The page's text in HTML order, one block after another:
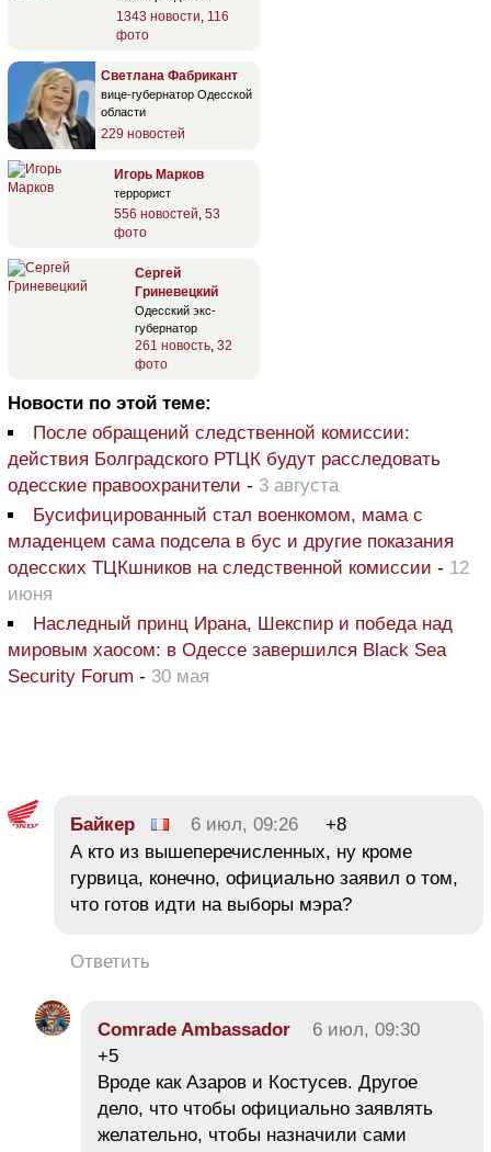
1343 новости 116
фото
Светлана Фабрикант
вице-губернатор Одесской
области
229 новостей
Игорь Марков
террорист
556 новостей 53
фото
Сергей
Гриневецкий
Одесский экс-
губернатор
261 новость 32
фото
Новости по этой теме:
После обращений следственной комиссии:
действия Болградского РТЦК будут расследовать
одесские правоохранители - 3 августа
Бусифицированный стал военкомом, мама с
младенцем сама подсела в бус и другие показания
одесских ТЦКшников на следственной комиссии - 12
июня
Наследный принц Ирана, Шекспир и победа над
мировым хаосом: в Одессе завершился Black Sea
Security Forum - 30 мая
Байкер 6 июл, 09:26
+8
А кто из вышеперечисленных, ну кроме
гурвица, конечно, официально заявил о том,
что готов идти на выборы мэра?
Ответить
Comrade Ambassador
6 июл, 09:30
+5
Вроде как Азаров и Костусев. Другое
дело, что чтобы официально заявлять
желательно, чтобы назначили сами